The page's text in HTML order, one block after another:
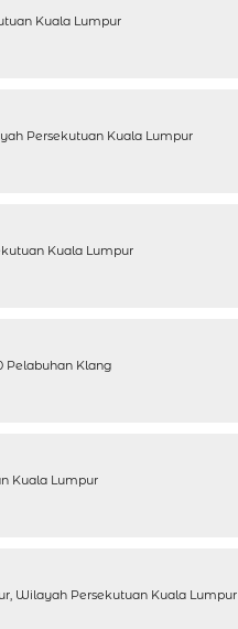
Kuala Lumpur
Persekutuan Kuala Lumpur
Kuala Lumpur
Pelabuhan Klang
Kuala Lumpur
Wilayah Persekutuan Kuala Lumpur